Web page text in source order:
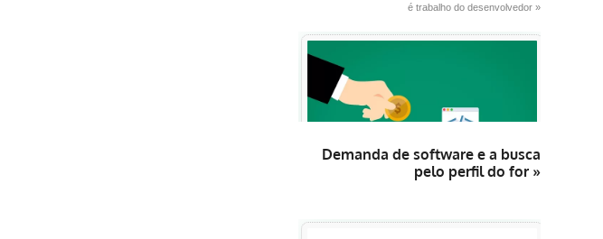
é trabalho do desenvolvedor »
Demanda de software e a busca
pelo perfil do for »